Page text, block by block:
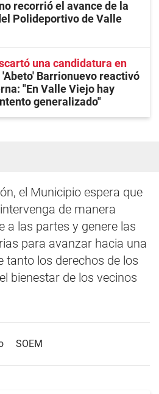
recorrió el avance de la
Polideportivo de Valle
una candidatura en
'Abeto' Barrionuevo reactivó
"En Valle Viejo hay
generalizado"
el Municipio espera que
de manera
a las partes y genere las
para avanzar hacia una
tanto los derechos de los
bienestar de los vecinos
SOEM